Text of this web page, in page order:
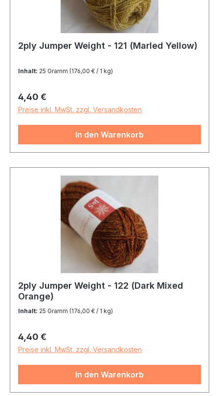
2ply Jumper Weight - 121 (Marled Yellow)
Inhalt: 25 Gramm (176,00 € / 1 kg)
Regulärer Preis:
4,40 €
Preise inkl. MwSt. zzgl. Versandkosten
In den Warenkorb
2ply Jumper Weight - 122 (Dark Mixed
Orange)
Inhalt: 25 Gramm (176,00 € / 1 kg)
Regulärer Preis:
4,40 €
Preise inkl. MwSt. zzgl. Versandkosten
In den Warenkorb